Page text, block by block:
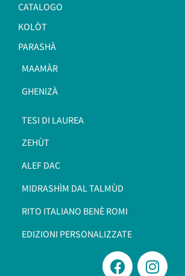
CATALOGO
KOLÒT
PARASHÀ
MAAMÀR
GHENIZÀ
TESI DI LAUREA
ZEHÙT
ALEF DAC
MIDRASHÌM DAL TALMÙD
RITO ITALIANO BENÈ ROMI​
EDIZIONI PERSONALIZZATE